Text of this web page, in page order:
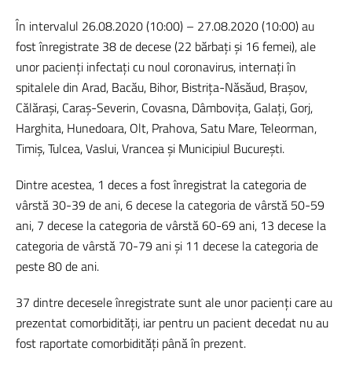
În intervalul 26.08.2020 (10:00) – 27.08.2020 (10:00) au
fost înregistrate 38 de decese (22 bărbați și 16 femei), ale
unor pacienți infectați cu noul coronavirus, internați în
spitalele din Arad, Bacău, Bihor, Bistrița-Năsăud, Brașov,
Călărași, Caraș-Severin, Covasna, Dâmbovița, Galați, Gorj,
Harghita, Hunedoara, Olt, Prahova, Satu Mare, Teleorman,
Timiș, Tulcea, Vaslui, Vrancea și Municipiul București.
Dintre acestea, 1 deces a fost înregistrat la categoria de
vârstă 30-39 de ani, 6 decese la categoria de vârstă 50-59
ani, 7 decese la categoria de vârstă 60-69 ani, 13 decese la
categoria de vârstă 70-79 ani și 11 decese la categoria de
peste 80 de ani.
37 dintre decesele înregistrate sunt ale unor pacienți care au
prezentat comorbidități, iar pentru un pacient decedat nu au
fost raportate comorbidități până în prezent.